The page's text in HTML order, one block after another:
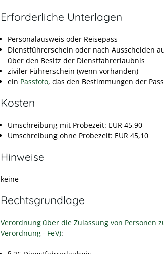
Erforderliche Unterlagen
Personalausweis oder Reisepass
Dienstführerschein oder nach Ausscheiden
über den Besitz der Dienstfahrerlaubnis
ziviler Führerschein (wenn vorhanden)
ein Passfoto, das den Bestimmungen der
Kosten
Umschreibung mit Probezeit: EUR 45,90
Umschreibung ohne Probezeit: EUR 45,10
Hinweise
keine
Rechtsgrundlage
Verordnung über die Zulassung von Personen
Verordnung - FeV):